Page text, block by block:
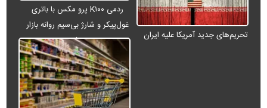
تحریم‌های جدید آمریکا علیه ایران
ردمی K۱۰۰ پرو مکس با باتری
غول‌پیکر و شارژ بی‌سیم روانه بازار
می‌شود